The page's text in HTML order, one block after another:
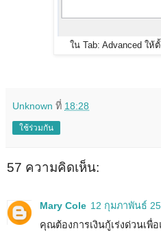
ใน Tab: Advanced ให้
Unknown ที่ 18:28
ใช้ร่วมกัน
57 ความคิดเห็น:
Mary Cole 12 กุมภาพันธ์
คุณต้องการเงินกู้เร่งด่วนเพื่